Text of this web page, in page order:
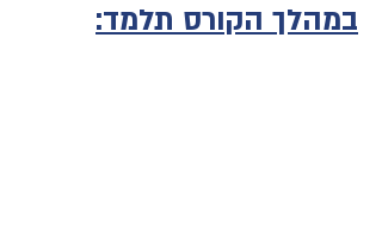
במהלך הקורס תלמד: